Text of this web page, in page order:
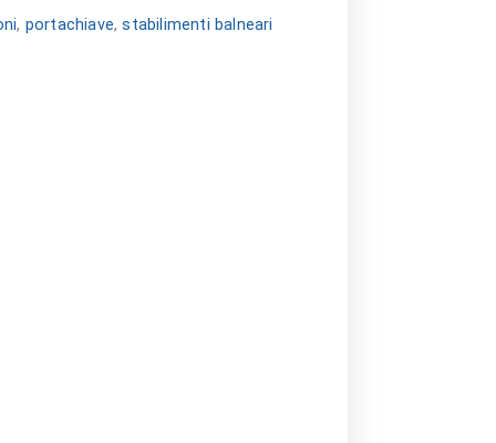
, portachiave,stabilimenti balneari